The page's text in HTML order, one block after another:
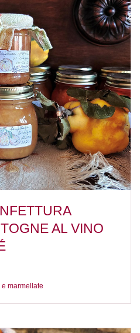
AL VINO
marmellate